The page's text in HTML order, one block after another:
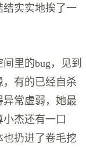
结实实地挨了一
里的bug，见到
，有的已经自杀
常虚弱，她最
杰还有一口
扔进了卷毛挖